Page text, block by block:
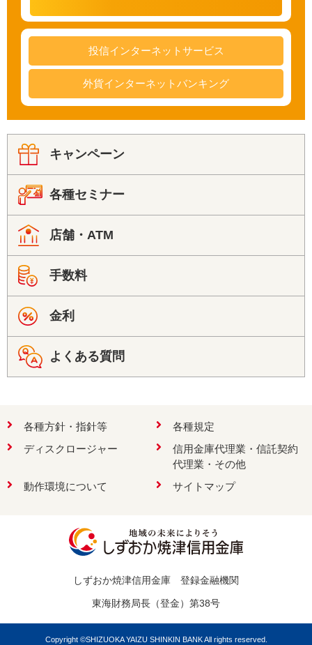
投信インターネットサービス
外貨インターネットバンキング
キャンペーン
各種セミナー
店舗・ATM
手数料
金利
よくある質問
各種方針・指針等
各種規定
ディスクロージャー
信用金庫代理業・信託契約
代理業・その他
動作環境について
サイトマップ
しずおか焼津信用金庫 登録金融機関
東海財務局長（登金）第38号
Copyright ©SHIZUOKA YAIZU SHINKIN BANK All rights reserved.